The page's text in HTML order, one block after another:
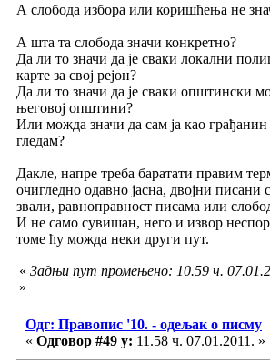
А слобода избора или коришћења не
А шта та слобода значи конкретно?
Да ли то значи да је сваки локални
карте за свој рејон?
Да ли то значи да је сваки општински
његовој општини?
Или можда значи да сам ја као
гледам?
Дакле, напре треба баратати правим
очигледно одавно јасна, двојни
звали, равноправност писама или
И не само сувишан, него и извор
томе ћу можда неки други пут.
« Задњи пут промењено: 10.59 ч.
»
Одг: Правопис '10. - одељак о писму
« Одговор #49 у: 11.58 ч. 07.01.2011. »